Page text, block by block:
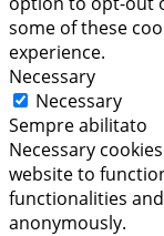
some of these
experience.
Necessary
Necessary
Sempre abilitato
Necessary
website to
functionalities
anonymously.